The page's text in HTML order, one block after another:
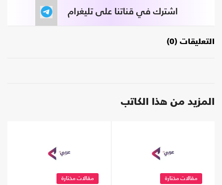
اشترك في قناتنا على تليغرام
التعليقات (0)
المزيد من هذا الكاتب
مقالات مختارة مقالات مختارة